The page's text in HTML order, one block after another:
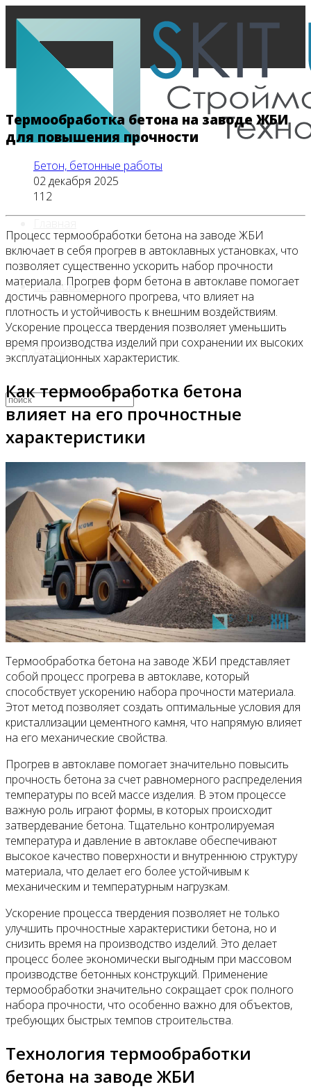
Все новости
Видео
Термообработка бетона на заводе ЖБИ
для повышения прочности
Бетон, бетонные работы
02 декабря 2025
112
Процесс термообработки бетона на заводе ЖБИ
включает в себя прогрев в автоклавных установках, что
позволяет существенно ускорить набор прочности
материала. Прогрев форм бетона в автоклаве помогает
достичь равномерного прогрева, что влияет на
плотность и устойчивость к внешним воздействиям.
Ускорение процесса твердения позволяет уменьшить
время производства изделий при сохранении их высоких
эксплуатационных характеристик.
Как термообработка бетона
влияет на его прочностные
характеристики
Термообработка бетона на заводе ЖБИ представляет
собой процесс прогрева в автоклаве, который
способствует ускорению набора прочности материала.
Этот метод позволяет создать оптимальные условия для
кристаллизации цементного камня, что напрямую влияет
на его механические свойства.
Прогрев в автоклаве помогает значительно повысить
прочность бетона за счет равномерного распределения
температуры по всей массе изделия. В этом процессе
важную роль играют формы, в которых происходит
затвердевание бетона. Тщательно контролируемая
температура и давление в автоклаве обеспечивают
высокое качество поверхности и внутреннюю структуру
материала, что делает его более устойчивым к
механическим и температурным нагрузкам.
Ускорение процесса твердения позволяет не только
улучшить прочностные характеристики бетона, но и
снизить время на производство изделий. Это делает
процесс более экономически выгодным при массовом
производстве бетонных конструкций. Применение
термообработки значительно сокращает срок полного
набора прочности, что особенно важно для объектов,
требующих быстрых темпов строительства.
Технология термообработки
бетона на заводе ЖБИ